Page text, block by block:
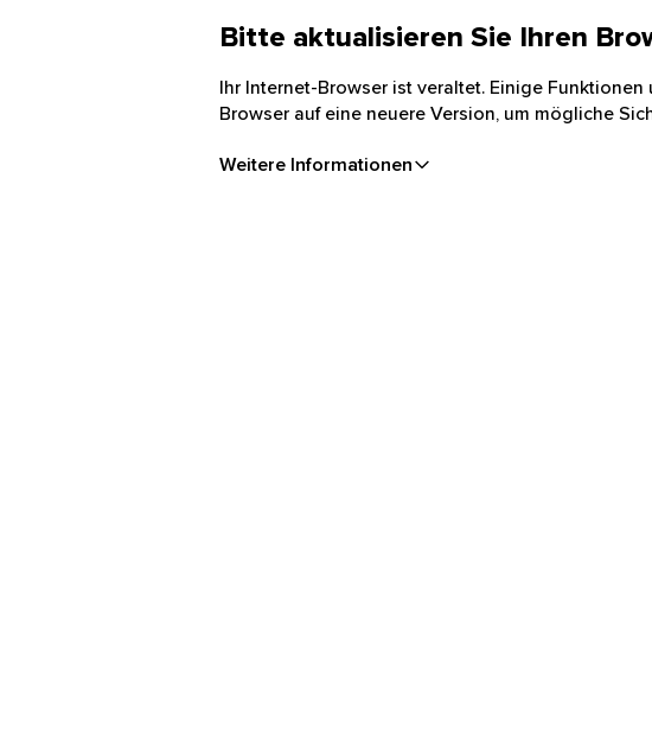
Bitte aktualisieren Sie Ihren
Ihr Internet-Browser ist veraltet. Einige
Browser auf eine neuere Version, um mögliche
Weitere Informationen